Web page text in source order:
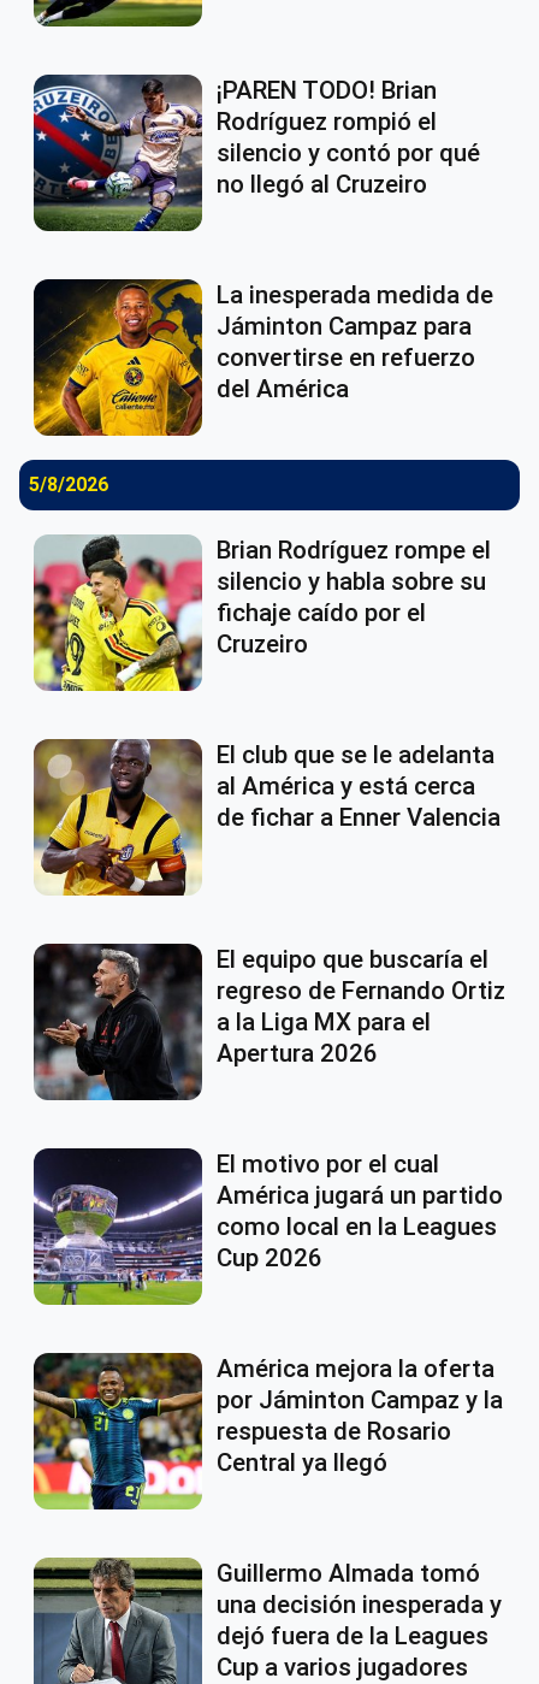
¡PAREN TODO! Brian
Rodríguez rompió el
silencio y contó por qué
no llegó al Cruzeiro
La inesperada medida de
Jáminton Campaz para
convertirse en refuerzo
del América
5/8/2026
Brian Rodríguez rompe el
silencio y habla sobre su
fichaje caído por el
Cruzeiro
El club que se le adelanta
al América y está cerca
de fichar a Enner Valencia
El equipo que buscaría el
regreso de Fernando Ortiz
a la Liga MX para el
Apertura 2026
El motivo por el cual
América jugará un partido
como local en la Leagues
Cup 2026
América mejora la oferta
por Jáminton Campaz y la
respuesta de Rosario
Central ya llegó
Guillermo Almada tomó
una decisión inesperada y
dejó fuera de la Leagues
Cup a varios jugadores